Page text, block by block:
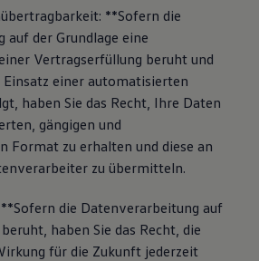
**Sofern die
auf der Grundlage eine
Vertragserfüllung beruht und
Einsatz einer automatisierten
haben Sie das Recht, Ihre Daten
gängigen und
Format zu erhalten und diese an
zu übermitteln.
die Datenverarbeitung auf
haben Sie das Recht, die
für die Zukunft jederzeit